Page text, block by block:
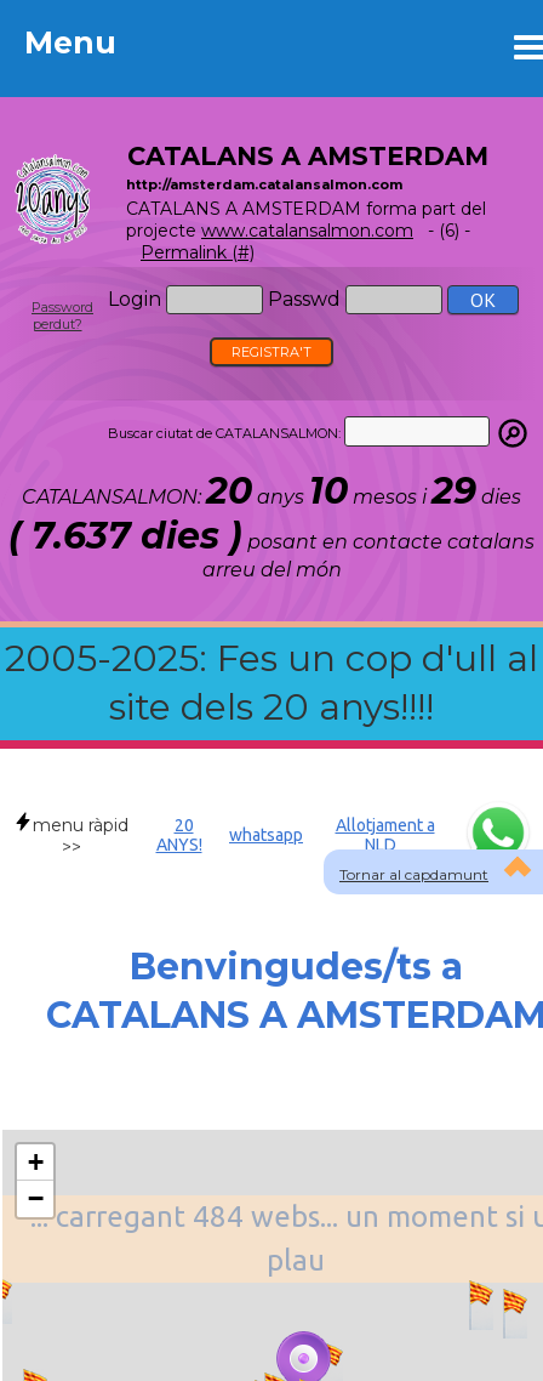
Menu
CATALANS A AMSTERDAM
http://amsterdam.catalansalmon.com
CATALANS A AMSTERDAM forma part del
projecte www.catalansalmon.com - (6) -
Permalink (#)
Login Passwd
Password
perdut?
REGISTRA'T
Buscar ciutat de CATALANSALMON:
CATALANSALMON:20 anys 10 mesos i29 dies
( 7.637 dies ) posant en contacte catalans
arreu del món
2005-2025: Fes un cop d'ull al
site dels 20 anys!!!!
Menu
Tornar al capdamunt
menu ràpid
>>
20
ANYS!
whatsapp
Allotjament a
NLD
Benvingudes/ts a
CATALANS A
... carregant 484 webs... un moment si
plau
+
−